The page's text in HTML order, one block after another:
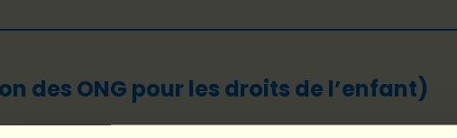
des ONG pour les droits de l’enfant)